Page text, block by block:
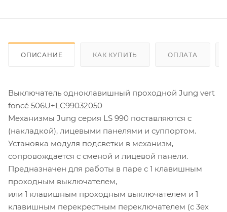
ОПИСАНИЕ КАК КУПИТЬ ОПЛАТА
Выключатель одноклавишный проходной Jung vert
foncé 506U+LC99032050
Механизмы Jung серия LS 990 поставляются с
(накладкой), лицевыми панелями и суппортом.
Установка модуля подсветки в механизм,
сопровождается с сменой и лицевой панели.
Предназначен для работы в паре с 1 клавишным
проходным выключателем,
или 1 клавишным проходным выключателем и 1
клавишным перекрестным переключателем (с 3ех